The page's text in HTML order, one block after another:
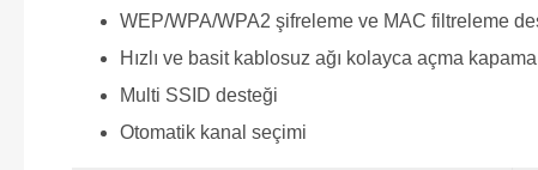
WEP/WPA/WPA2 şifreleme ve MAC filtreleme
Hızlı ve basit kablosuz ağı kolayca açma
Multi SSID desteği
Otomatik kanal seçimi